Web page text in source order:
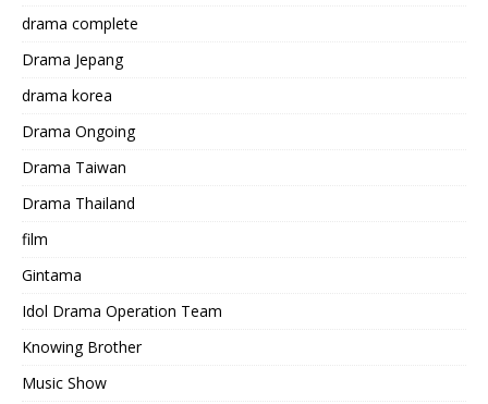
drama complete
Drama Jepang
drama korea
Drama Ongoing
Drama Taiwan
Drama Thailand
film
Gintama
Idol Drama Operation Team
Knowing Brother
Music Show